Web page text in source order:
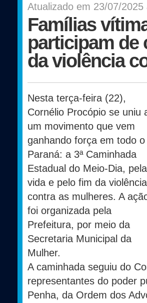
Atualizado em 23/07/2025
Famílias
participam de
da violência
Nesta terça-feira (22),
Cornélio Procópio se uniu
um movimento que vem
ganhando força em todo o
Paraná: a 3ª Caminhada
Estadual do Meio-Dia, pela
vida e pelo fim da violência
contra as mulheres. A
foi organizada pela
Prefeitura, por meio da
Secretaria Municipal da
Mulher.
A caminhada seguiu do
representantes do poder
Penha, da Ordem dos